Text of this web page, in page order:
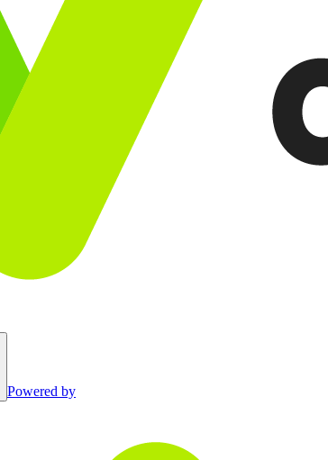
Powered by